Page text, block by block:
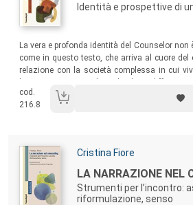
Identità e prospettive di
La vera e profonda identità del Counselor
come in questo testo, che arriva al cuore del
relazione con la società complessa in cui
supporto e guida.
cod.
216.8
Autori:
Cristina Fiore
Titolo:
LA NARRAZIONE NEL
Strumenti per l’incontro:
riformulazione, senso